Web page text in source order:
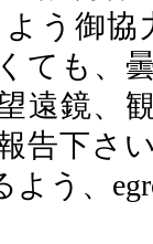
う御
ても、
遠鏡、
告下さ
う、